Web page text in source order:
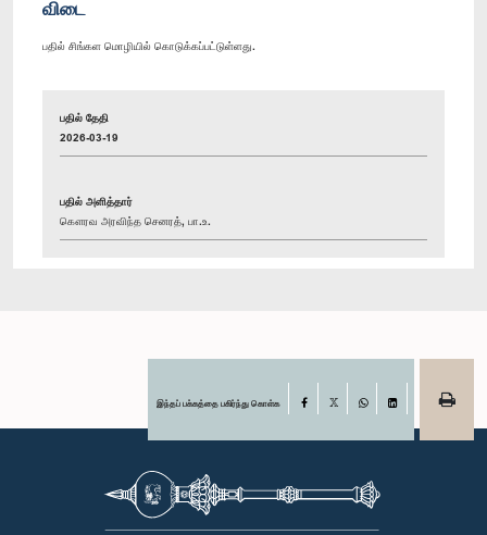
விடை
பதில் சிங்கள மொழியில் கொடுக்கப்பட்டுள்ளது.
பதில் தேதி
2026-03-19
பதில் அளித்தார்
கௌரவ அரவிந்த செனரத், பா.உ.
இந்தப் பக்கத்தை பகிர்ந்து கொள்க Facebook